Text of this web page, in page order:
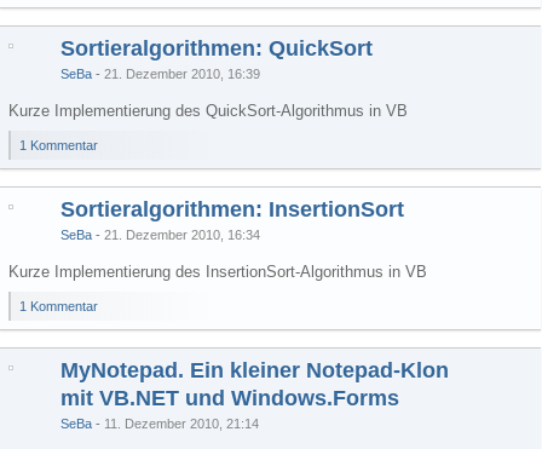
Sortieralgorithmen: QuickSort
SeBa 21. Dezember 2010, 16:39
Kurze Implementierung des QuickSort-Algorithmus in VB
1 Kommentar
Sortieralgorithmen: InsertionSort
SeBa 21. Dezember 2010, 16:34
Kurze Implementierung des InsertionSort-Algorithmus in VB
1 Kommentar
MyNotepad. Ein kleiner Notepad-Klon
mit VB.NET und Windows.Forms
SeBa 11. Dezember 2010, 21:14